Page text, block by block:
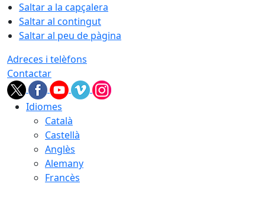
Saltar a la capçalera
Saltar al contingut
Saltar al peu de pàgina
Adreces i telèfons
Contactar
Idiomes
Català
Castellà
Anglès
Alemany
Francès